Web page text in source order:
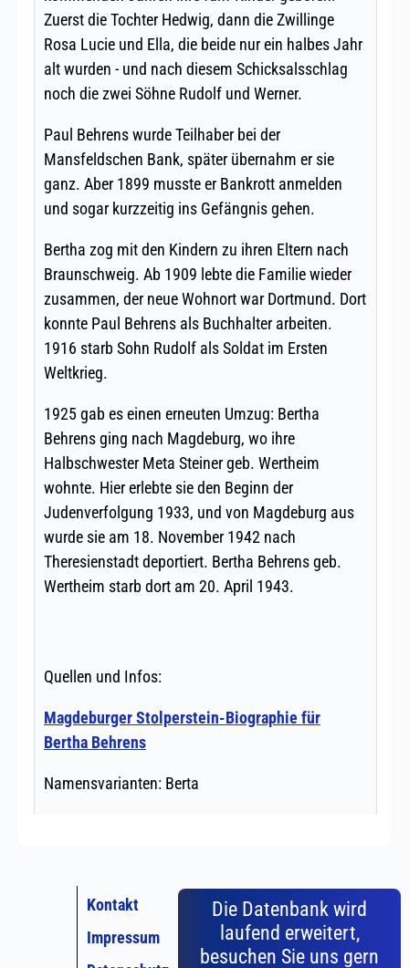
Kontakt
Impressum
Die Datenbank wird
laufend erweitert,
besuchen Sie uns gern